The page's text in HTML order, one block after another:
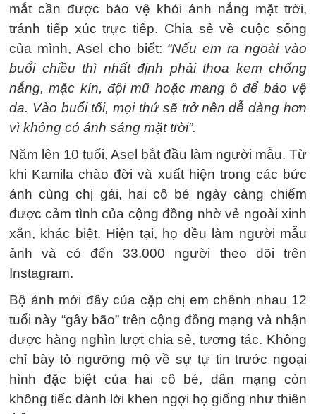
mắt cần được bảo vệ khỏi ánh nắng mặt trời,
tránh tiếp xúc trực tiếp. Chia sẻ về cuộc sống
của mình, Asel cho biết: “Nếu em ra ngoài vào
buổi chiều thì nhất định phải thoa kem chống
nắng, mặc kín, đội mũ hoặc mang ô để bảo vệ
da. Vào buổi tối, mọi thứ sẽ trở nên dễ dàng hơn
vì không có ánh sáng mặt trời”.
Năm lên 10 tuổi, Asel bắt đầu làm người mẫu. Từ
khi Kamila chào đời và xuất hiện trong các bức
ảnh cùng chị gái, hai cô bé ngày càng chiếm
được cảm tình của cộng đồng nhờ vẻ ngoài xinh
xắn, khác biệt. Hiện tại, họ đều làm người mẫu
ảnh và có đến 33.000 người theo dõi trên
Instagram.
Bộ ảnh mới đây của cặp chị em chênh nhau 12
tuổi này “gây bão” trên cộng đồng mạng và nhận
được hàng nghìn lượt chia sẻ, tương tác. Không
chỉ bày tỏ ngưỡng mộ về sự tự tin trước ngoại
hình đặc biệt của hai cô bé, dân mạng còn
không tiếc dành lời khen ngợi họ giống như thiên